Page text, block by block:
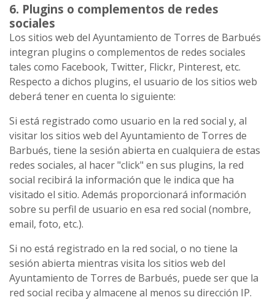
6. Plugins o complementos de redes
sociales
Los sitios web del Ayuntamiento de Torres de Barbués
integran plugins o complementos de redes sociales
tales como Facebook, Twitter, Flickr, Pinterest, etc.
Respecto a dichos plugins, el usuario de los sitios web
deberá tener en cuenta lo siguiente:
Si está registrado como usuario en la red social y, al
visitar los sitios web del Ayuntamiento de Torres de
Barbués, tiene la sesión abierta en cualquiera de estas
redes sociales, al hacer "click" en sus plugins, la red
social recibirá la información que le indica que ha
visitado el sitio. Además proporcionará información
sobre su perfil de usuario en esa red social (nombre,
email, foto, etc.).
Si no está registrado en la red social, o no tiene la
sesión abierta mientras visita los sitios web del
Ayuntamiento de Torres de Barbués, puede ser que la
red social reciba y almacene al menos su dirección IP.